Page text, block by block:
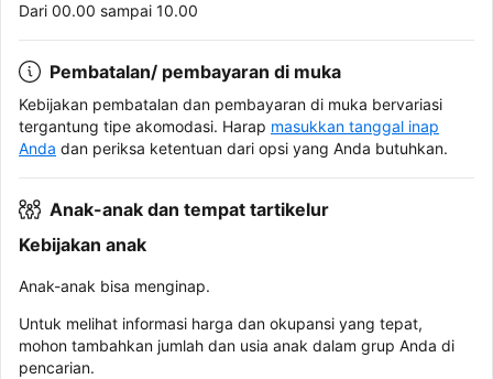
Dari 00.00 sampai 10.00
Pembatalan/ pembayaran di muka
Kebijakan pembatalan dan pembayaran di muka bervariasi
tergantung tipe akomodasi. Harap masukkan tanggal inap
Anda dan periksa ketentuan dari opsi yang Anda butuhkan.
Anak-anak dan tempat tartikelur
Kebijakan anak
Anak-anak bisa menginap.
Untuk melihat informasi harga dan okupansi yang tepat,
mohon tambahkan jumlah dan usia anak dalam grup Anda di
pencarian.